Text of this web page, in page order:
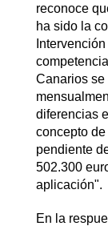
reconoce
ha sido la
Canarios se
diferencias
concepto
pendiente
502.300
aplicación".
En la